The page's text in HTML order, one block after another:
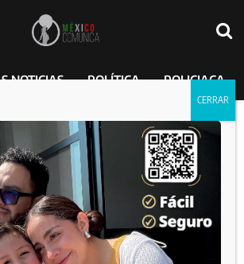
NOTICIAS POLÍTICA POLICIACA
nieto de Cantinflas tras
de su abuelo en busca de
2025-04-05